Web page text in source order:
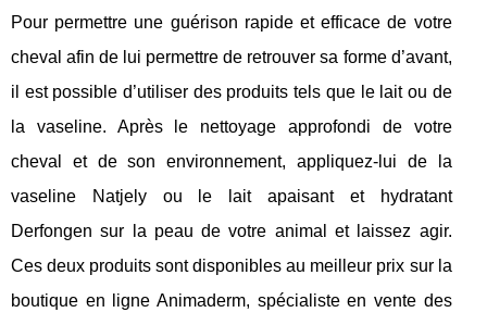
Pour permettre une guérison rapide et efficace de votre
cheval afin de lui permettre de retrouver sa forme d’avant,
il est possible d’utiliser des produits tels que le lait ou de
la vaseline. Après le nettoyage approfondi de votre
cheval et de son environnement, appliquez-lui de la
vaseline Natjely ou le lait apaisant et hydratant
Derfongen sur la peau de votre animal et laissez agir.
Ces deux produits sont disponibles au meilleur prix sur la
boutique en ligne Animaderm, spécialiste en vente des